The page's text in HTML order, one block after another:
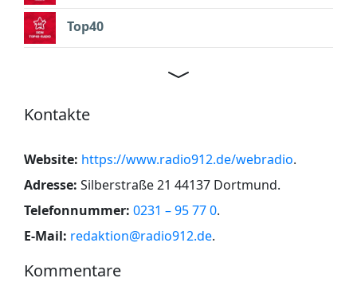
Top40
Kontakte
Website: https://www.radio912.de/webradio.
Adresse: Silberstraße 21 44137 Dortmund.
Telefonnummer: 0231 – 95 77 0.
E-Mail: redaktion@radio912.de.
Kommentare